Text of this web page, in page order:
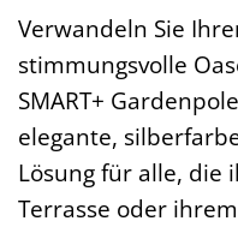
Verwandeln Sie
stimmungsvolle
SMART+
elegante,
Lösung für alle, die
Terrasse oder